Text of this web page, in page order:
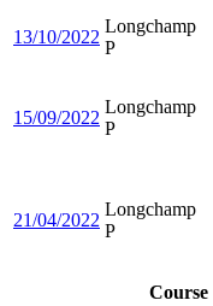
13/10/2022
Longchamp
P
15/09/2022
Longchamp
P
21/04/2022
Longchamp
P
Course